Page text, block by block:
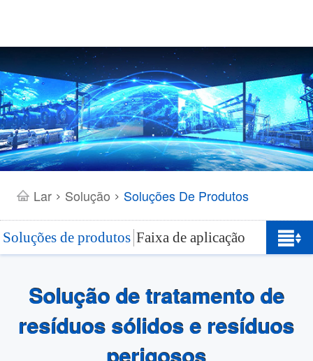
Lar> Solução > Soluções De Produtos
Soluções de produtos Faixa de aplicação
Solução de tratamento de
resíduos sólidos e resíduos
perigosos